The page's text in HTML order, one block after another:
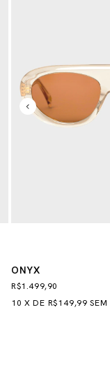
ONYX
R$1.499,90
10 XDE R$149,99 SEM